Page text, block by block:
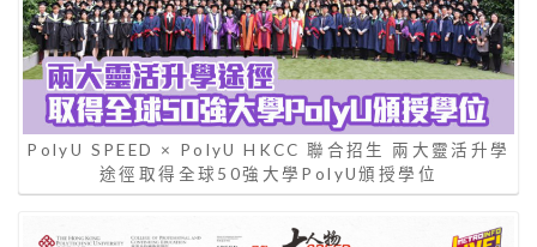
PolyU SPEED × PolyU HKCC 聯合招生 兩大靈活升學
途徑取得全球50強大學PolyU頒授學位